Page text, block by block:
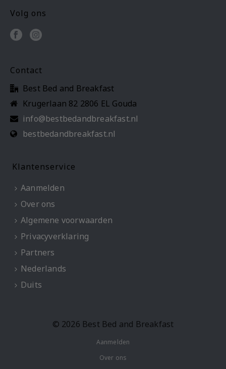
Volg ons
Contact
Best Bed and Breakfast
Krugerlaan 82 2806 EL Gouda
info@bestbedandbreakfast.nl
bestbedandbreakfast.nl
Klantenservice
Aanmelden
Over ons
Algemene voorwaarden
Privacyverklaring
Partners
Nederlands
Duits
© 2026 Best Bed and Breakfast
Aanmelden
Over ons